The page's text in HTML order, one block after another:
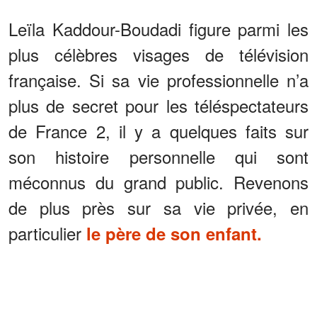
Leïla Kaddour-Boudadi figure parmi les
plus célèbres visages de télévision
française. Si sa vie professionnelle n’a
plus de secret pour les téléspectateurs
de France 2, il y a quelques faits sur
son histoire personnelle qui sont
méconnus du grand public. Revenons
de plus près sur sa vie privée, en
particulier le père de son enfant.